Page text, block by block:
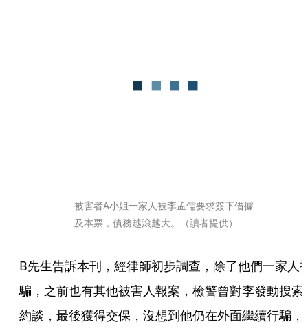
被害者A小姐一家人被李孟儒要求簽下借據
及本票，債務越滾越大。（讀者提供）
B先生告訴本刊，經律師初步調查，除了他們一家人
騙，之前也有其他被害人報案，檢警曾對李發動搜索
約談，最後獲得交保，沒想到他仍在外面繼續行騙，